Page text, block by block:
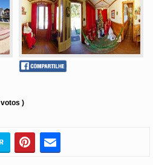
votos )